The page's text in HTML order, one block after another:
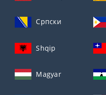
Српски
Shqip
Magyar